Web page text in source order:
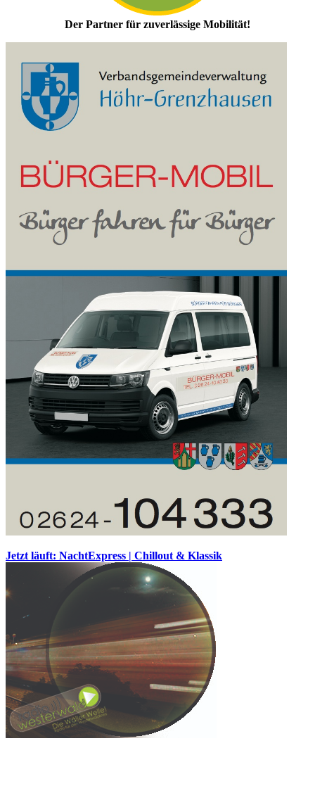
Der Partner für zuverlässige Mobilität!
Jetzt läuft: NachtExpress | Chillout & Klassik